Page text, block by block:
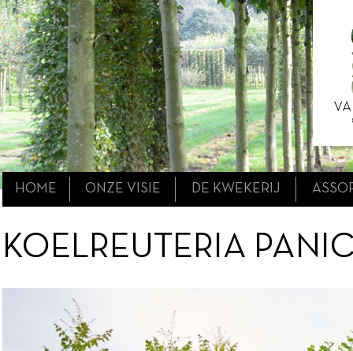
HOME ONZE VISIE DE KWEKERIJ
KOELREUTERIA